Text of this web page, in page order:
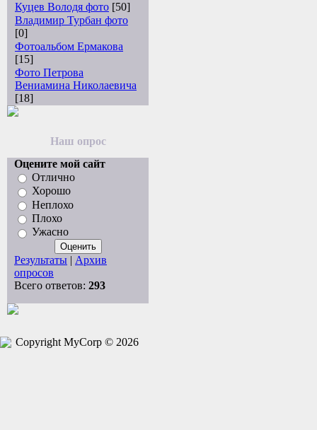
Куцев Володя фото [50]
Владимир Турбан фото
[0]
Фотоальбом Ермакова
[15]
Фото Петрова
Вениамина Николаевича
[18]
Наш опрос
Оцените мой сайт
Отлично
Хорошо
Неплохо
Плохо
Ужасно
Результаты | Архив
опросов
Всего ответов: 293
Copyright MyCorp © 2026